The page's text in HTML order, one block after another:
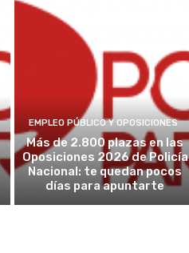
EMPLEO PÚBLICO Y OPOSICIONES
Más de 2.800 plazas en las
Oposiciones 2026 de Policía
Nacional: te quedan pocos
días para apuntarte